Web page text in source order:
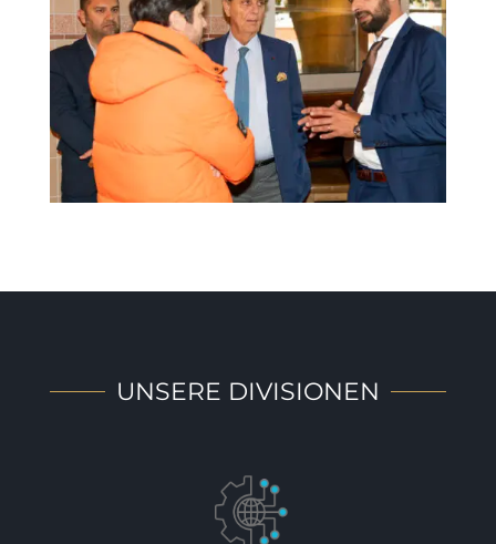
UNSERE DIVISIONEN